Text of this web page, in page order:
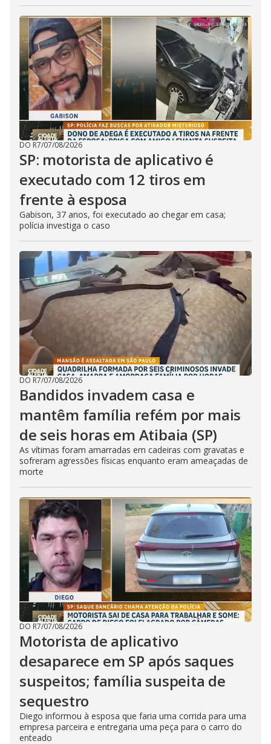
DO R7/07/08/2026
SP: motorista de aplicativo é
executado com 12 tiros em
frente à esposa
Gabison, 37 anos, foi executado ao chegar em casa;
polícia investiga o caso
DO R7/07/08/2026
Bandidos invadem casa e
mantêm família refém por mais
de seis horas em Atibaia (SP)
As vítimas foram amarradas em cadeiras com gravatas e
sofreram agressões físicas enquanto eram ameaçadas de
morte
DO R7/07/08/2026
Motorista de aplicativo
desaparece em SP após saques
suspeitos; família suspeita de
sequestro
Diego informou à esposa que faria uma corrida para uma
empresa parceira e entregaria uma peça para o carro do
enteado